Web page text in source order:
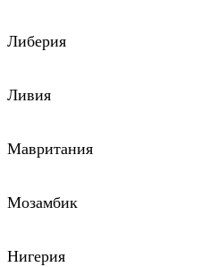
Либерия
Ливия
Мавритания
Мозамбик
Нигерия